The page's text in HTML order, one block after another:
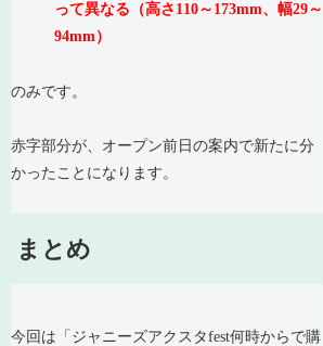
って異なる（高さ110～173mm、幅29～
94mm）
のみです。
赤字部分が、オープン前日の案内で新たに分
かったことになります。
まとめ
今回は「ジャニーズアクスタfest何時からで購